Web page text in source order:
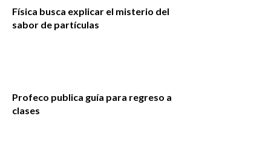
Física busca explicar el misterio del
sabor de partículas
Profeco publica guía para regreso a
clases